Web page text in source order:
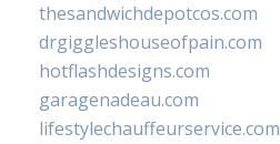
thesandwichdepotcos.com
drgiggleshouseofpain.com
hotflashdesigns.com
garagenadeau.com
lifestylechauffeurservice.com